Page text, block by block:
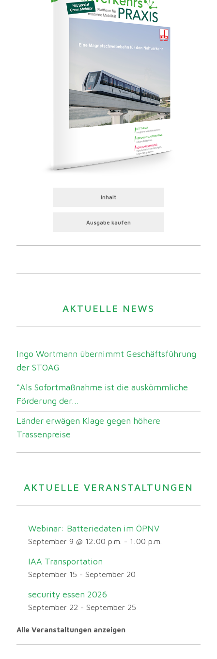
Inhalt
Ausgabe kaufen
AKTUELLE NEWS
Ingo Wortmann übernimmt Geschäftsführung
der STOAG
“Als Sofortmaßnahme ist die auskömmliche
Förderung der...
Länder erwägen Klage gegen höhere
Trassenpreise
AKTUELLE VERANSTALTUNGEN
Webinar: Batteriedaten im ÖPNV
September 9 @ 12:00 p.m. - 1:00 p.m.
IAA Transportation
September 15 - September 20
security essen 2026
September 22 - September 25
Alle Veranstaltungen anzeigen